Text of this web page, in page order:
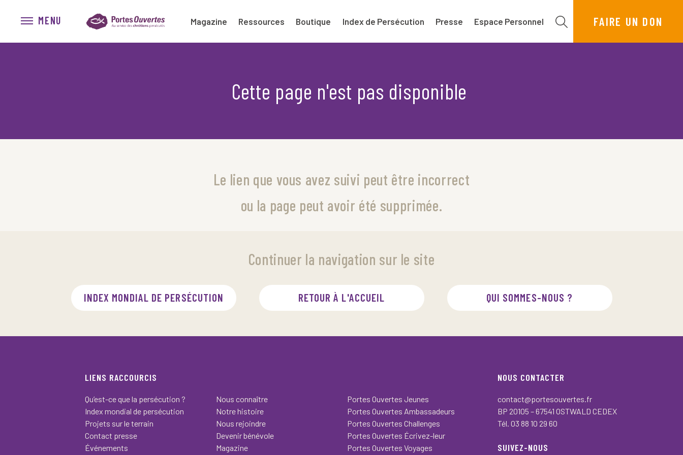
MENU Magazine Ressources Boutique Index de Persécution Presse Espace Personnel FAIRE UN DON
Cette page n'est pas disponible
Le lien que vous avez suivi peut être incorrect
ou la page peut avoir été supprimée.
Continuer la navigation sur le site
INDEX MONDIAL DE PERSÉCUTION RETOUR À L'ACCUEIL QUI SOMMES-NOUS ?
LIENS RACCOURCIS
Qu’est-ce que la persécution ?
Index mondial de persécution
Projets sur le terrain
Contact presse
Événements
Nous connaître
Notre histoire
Nous rejoindre
Devenir bénévole
Magazine
Portes Ouvertes Jeunes
Portes Ouvertes Ambassadeurs
Portes Ouvertes Challenges
Portes Ouvertes Écrivez-leur
Portes Ouvertes Voyages
NOUS CONTACTER
contact@portesouvertes.fr
BP 20105 – 67541 OSTWALD CEDEX
Tél. 03 88 10 29 60
SUIVEZ-NOUS